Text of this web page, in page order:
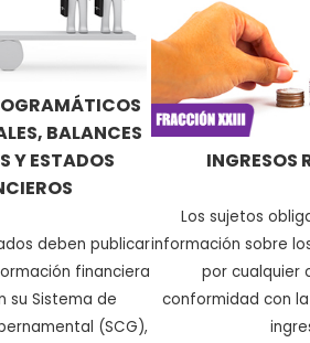
BALANCES
Y ESTADOS
deben publicar
financiera
su Sistema de
(SCG),
INGRESOS
Los sujetos
información sobre
por cualquier
conformidad con